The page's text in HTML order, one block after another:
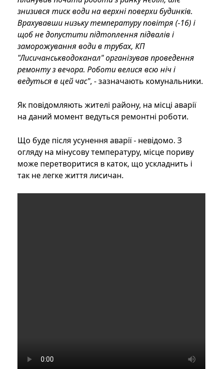
знизився тиск води на верхні поверхи будинків.
Врахувавши низьку температуру повітря (-16) і
щоб не допустити підтоплення підвалів і
заморожування води в трубах, КП
"Лисичанськводоканал" організував проведення
ремонту з вечора. Роботи велися всю ніч і
ведуться в цей час", - зазначають комунальники.
Як повідомляють жителі району, на місці аварії
на даний момент ведуться ремонтні роботи.
Що буде після усунення аварії - невідомо. З
огляду на мінусову температуру, місце пориву
може перетворитися в каток, що ускладнить і
так не легке життя лисичан.